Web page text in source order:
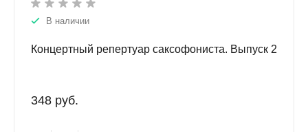
В наличии
Концертный репертуар саксофониста. Выпуск 2
348 руб.